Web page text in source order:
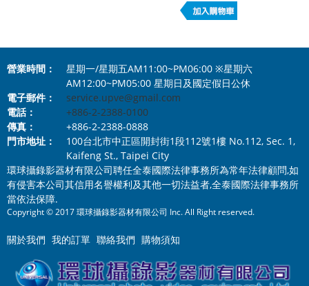
營業時間：
星期一/星期五AM11:00~PM06:00 ※星期六
AM12:00~PM05:00 星期日及國定假日公休
電子郵件：
service.upve@gmail.com
電話：
+886-2-2388-0100
傳真：
+886-2-2388-0888
門市地址：
100台北市中正區開封街1段112號1樓 No.112, Sec. 1,
Kaifeng St., Taipei City
環球攝錄影器材有限公司聘任全泰國際法律事務所為常年法律顧問,如
有侵害本公司其信用名譽權利及其他一切法益者,全泰國際法律事務所
當依法保障.
Copyright © 2017 環球攝錄影器材有限公司 Inc. All Right reserved.
關於我們 我的訂單 聯絡我們 購物須知